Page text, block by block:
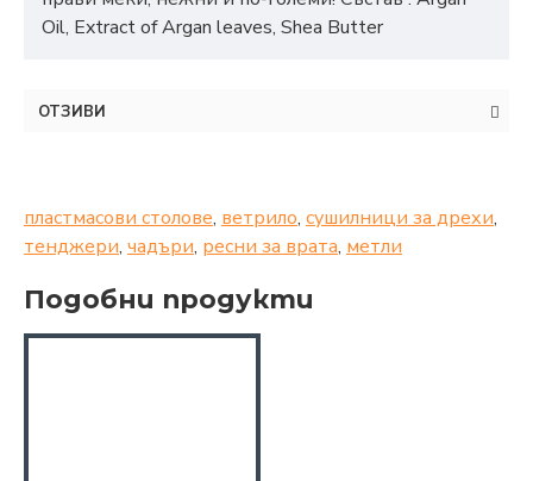
Oil, Extract of Argan leaves, Shea Butter
ОТЗИВИ
пластмасови столове, ветрило, сушилници за дрехи,
тенджери, чадъри, ресни за врата, метли
Подобни продукти